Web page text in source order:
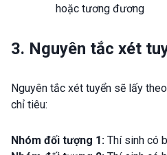
hoặc tương đương
3. Nguyên tắc xét
Nguyên tắc xét tuyển sẽ lấy
chỉ tiêu:
Nhóm đối tượng 1: Thí sinh có